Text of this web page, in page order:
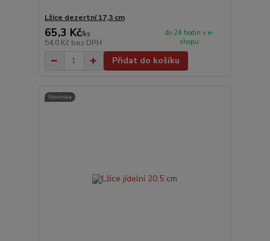
Lžice dezertní 17,3 cm
65,3 Kč/ks
54,0 Kč bez DPH
do 24 hodin v e-
shopu
Přidat do košíku
Novinka